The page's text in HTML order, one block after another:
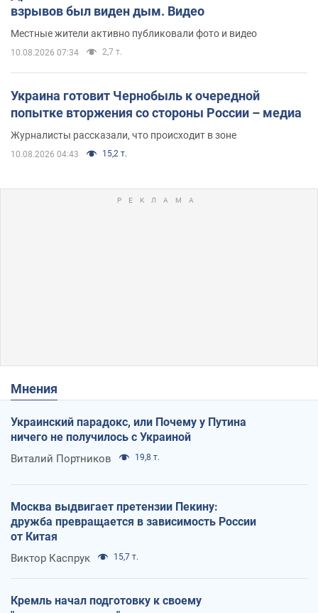
взрывов был виден дым. Видео
Местные жители активно публиковали фото и видео
10.08.2026 07:34 2,7 т.
Украина готовит Чернобыль к очередной
попытке вторжения со стороны России – медиа
Журналисты рассказали, что происходит в зоне
10.08.2026 04:43 15,2 т.
Мнения
Украинский парадокс, или Почему у Путина
ничего не получилось с Украиной
Виталий Портников 19,8 т.
Москва выдвигает претензии Пекину:
дружба превращается в зависимость России
от Китая
Виктор Каспрук 15,7 т.
Кремль начал подготовку к своему